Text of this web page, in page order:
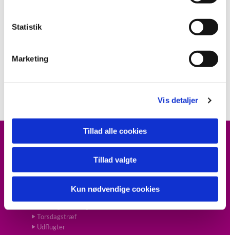
Statistik
Marketing
Vis detaljer
Tillad alle cookies
Tillad valgte
Kun nødvendige cookies
ARRANGEMENTER
Julehilsen til alle skolebørn
Torsdagstræf
Udflugter